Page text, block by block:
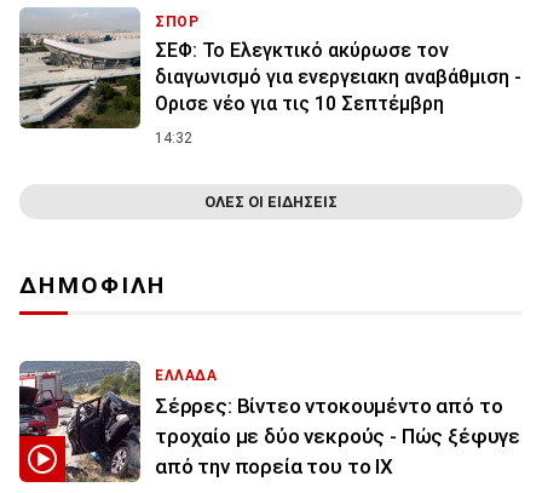
ΣΠΟΡ
ΣΕΦ: Το Ελεγκτικό ακύρωσε τον
διαγωνισμό για ενεργειακη αναβάθμιση -
Ορισε νέο για τις 10 Σεπτέμβρη
14:32
ΟΛΕΣ ΟΙ ΕΙΔΗΣΕΙΣ
ΔΗΜΟΦΙΛΗ
ΕΛΛΑΔΑ
Σέρρες: Βίντεο ντοκουμέντο από το
τροχαίο με δύο νεκρούς - Πώς ξέφυγε
από την πορεία του το ΙΧ